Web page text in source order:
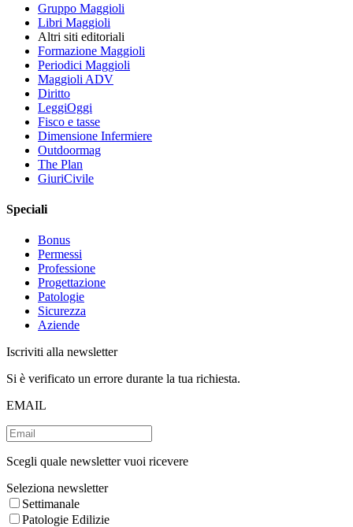
Gruppo Maggioli
Libri Maggioli
Altri siti editoriali
Formazione Maggioli
Periodici Maggioli
Maggioli ADV
Diritto
LeggiOggi
Fisco e tasse
Dimensione Infermiere
Outdoormag
The Plan
GiuriCivile
Speciali
Bonus
Permessi
Professione
Progettazione
Patologie
Sicurezza
Aziende
Iscriviti alla newsletter
Si è verificato un errore durante la tua richiesta.
EMAIL
Scegli quale newsletter vuoi ricevere
Seleziona newsletter
Settimanale
Patologie Edilizie